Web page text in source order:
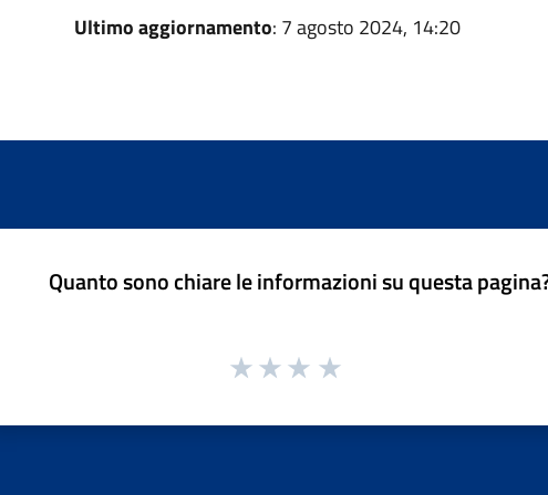
Ultimo aggiornamento: 7 agosto 2024, 14:20
Quanto sono chiare le informazioni su questa